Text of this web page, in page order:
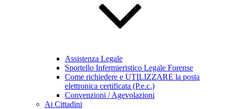
Assistenza Legale
Sportello Infermieristico Legale Forense
Come richiedere e UTILIZZARE la posta
elettronica certificata (P.e.c.)
Convenzioni / Agevolazioni
Ai Cittadini